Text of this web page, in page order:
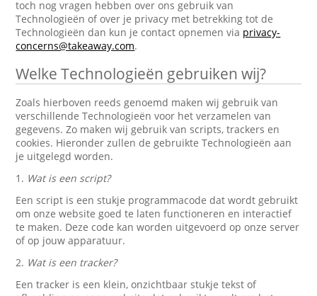
toch nog vragen hebben over ons gebruik van
Technologieën of over je privacy met betrekking tot de
Technologieën dan kun je contact opnemen via privacy-
concerns@takeaway.com.
Welke Technologieën gebruiken wij?
Zoals hierboven reeds genoemd maken wij gebruik van
verschillende Technologieën voor het verzamelen van
gegevens. Zo maken wij gebruik van scripts, trackers en
cookies. Hieronder zullen de gebruikte Technologieën aan
je uitgelegd worden.
1. Wat is een script?
Een script is een stukje programmacode dat wordt gebruikt
om onze website goed te laten functioneren en interactief
te maken. Deze code kan worden uitgevoerd op onze server
of op jouw apparatuur.
2. Wat is een tracker?
Een tracker is een klein, onzichtbaar stukje tekst of